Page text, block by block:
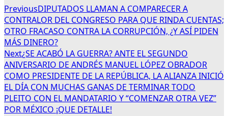
PreviousDIPUTADOS LLAMAN A COMPARECER A
CONTRALOR DEL CONGRESO PARA QUE RINDA CUENTAS;
OTRO FRACASO CONTRA LA CORRUPCIÓN, ¿Y ASÍ PIDEN
MÁS DINERO?
Next¿SE ACABÓ LA GUERRA? ANTE EL SEGUNDO
ANIVERSARIO DE ANDRÉS MANUEL LÓPEZ OBRADOR
COMO PRESIDENTE DE LA REPÚBLICA, LA ALIANZA INICIÓ
EL DÍA CON MUCHAS GANAS DE TERMINAR TODO
PLEITO CON EL MANDATARIO Y “COMENZAR OTRA VEZ”
POR MÉXICO ¡QUE DETALLE!